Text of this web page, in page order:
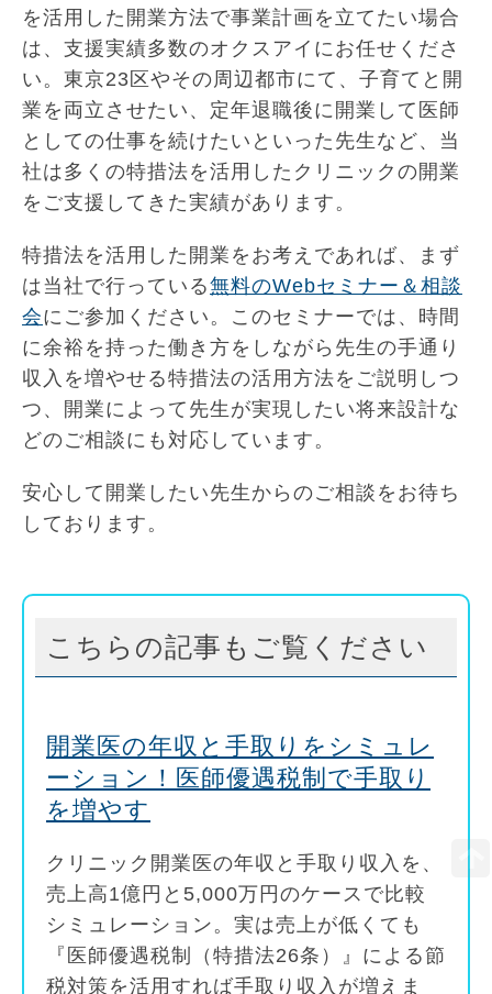
を活用した開業方法で事業計画を立てたい場合
は、支援実績多数のオクスアイにお任せくださ
い。東京23区やその周辺都市にて、子育てと開
業を両立させたい、定年退職後に開業して医師
としての仕事を続けたいといった先生など、当
社は多くの特措法を活用したクリニックの開業
をご支援してきた実績があります。
特措法を活用した開業をお考えであれば、まず
は当社で行っている無料のWebセミナー＆相談
会にご参加ください。このセミナーでは、時間
に余裕を持った働き方をしながら先生の手通り
収入を増やせる特措法の活用方法をご説明しつ
つ、開業によって先生が実現したい将来設計な
どのご相談にも対応しています。
安心して開業したい先生からのご相談をお待ち
しております。
こちらの記事もご覧ください
開業医の年収と手取りをシミュレ
ーション！医師優遇税制で手取り
を増やす
クリニック開業医の年収と手取り収入を、
売上高1億円と5,000万円のケースで比較
シミュレーション。実は売上が低くても
『医師優遇税制（特措法26条）』による節
税対策を活用すれば手取り収入が増えま